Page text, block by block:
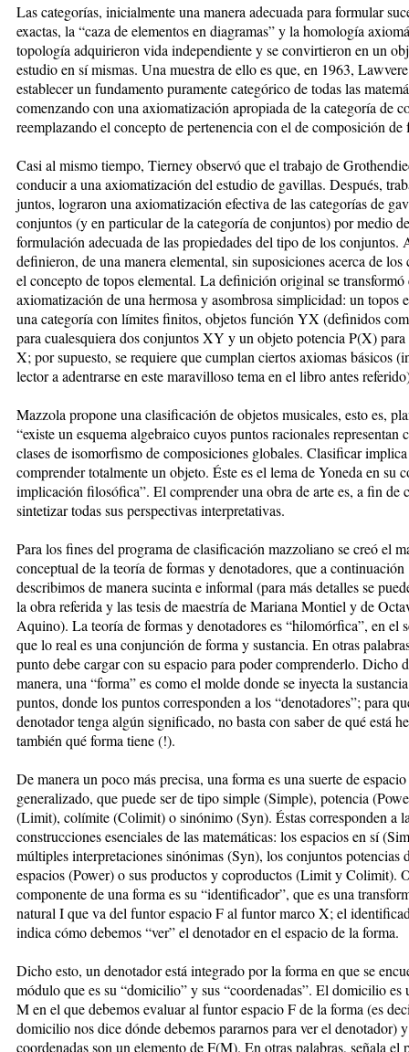
Las categorías, inicialmente una manera adecuada para formular
exactas, la “caza de elementos en diagramas” y la homología
topología adquirieron vida independiente y se convirtieron en un
estudio en sí mismas. Una muestra de ello es que, en 1963,
establecer un fundamento puramente categórico de todas las
comenzando con una axiomatización apropiada de la categoría de
reemplazando el concepto de pertenencia con el de composición de
Casi al mismo tiempo, Tierney observó que el trabajo de
conducir a una axiomatización del estudio de gavillas. Después,
juntos, lograron una axiomatización efectiva de las categorías de
conjuntos (y en particular de la categoría de conjuntos) por medio
formulación adecuada de las propiedades del tipo de los conjuntos.
definieron, de una manera elemental, sin suposiciones acerca de los
el concepto de topos elemental. La definición original se transformó
axiomatización de una hermosa y asombrosa simplicidad: un topos
una categoría con límites finitos, objetos función YX (definidos
para cualesquiera dos conjuntos XY y un objeto potencia P(X) para
X; por supuesto, se requiere que cumplan ciertos axiomas básicos
lector a adentrarse en este maravilloso tema en el libro antes
Mazzola propone una clasificación de objetos musicales, esto es,
“existe un esquema algebraico cuyos puntos racionales representan
clases de isomorfismo de composiciones globales. Clasificar
comprender totalmente un objeto. Éste es el lema de Yoneda en su
implicación filosófica”. El comprender una obra de arte es, a fin de
sintetizar todas sus perspectivas interpretativas.
Para los fines del programa de clasificación mazzoliano se creó el
conceptual de la teoría de formas y denotadores, que a continuación
describimos de manera sucinta e informal (para más detalles se
la obra referida y las tesis de maestría de Mariana Montiel y de
Aquino). La teoría de formas y denotadores es “hilomórfica”, en el
que lo real es una conjunción de forma y sustancia. En otras
punto debe cargar con su espacio para poder comprenderlo. Dicho
manera, una “forma” es como el molde donde se inyecta la
puntos, donde los puntos corresponden a los “denotadores”; para
denotador tenga algún significado, no basta con saber de qué está
también qué forma tiene (!).
De manera un poco más precisa, una forma es una suerte de espacio
generalizado, que puede ser de tipo simple (Simple), potencia
(Limit), colímite (Colimit) o sinónimo (Syn). Éstas corresponden a
construcciones esenciales de las matemáticas: los espacios en sí
múltiples interpretaciones sinónimas (Syn), los conjuntos potencias
espacios (Power) o sus productos y coproductos (Limit y Colimit).
componente de una forma es su “identificador”, que es una
natural I que va del funtor espacio F al funtor marco X; el
indica cómo debemos “ver” el denotador en el espacio de la forma.
Dicho esto, un denotador está integrado por la forma en que se
módulo que es su “domicilio” y sus “coordenadas”. El domicilio es
M en el que debemos evaluar al funtor espacio F de la forma (es
domicilio nos dice dónde debemos pararnos para ver el denotador)
coordenadas son un elemento de F(M). En otras palabras, señala el